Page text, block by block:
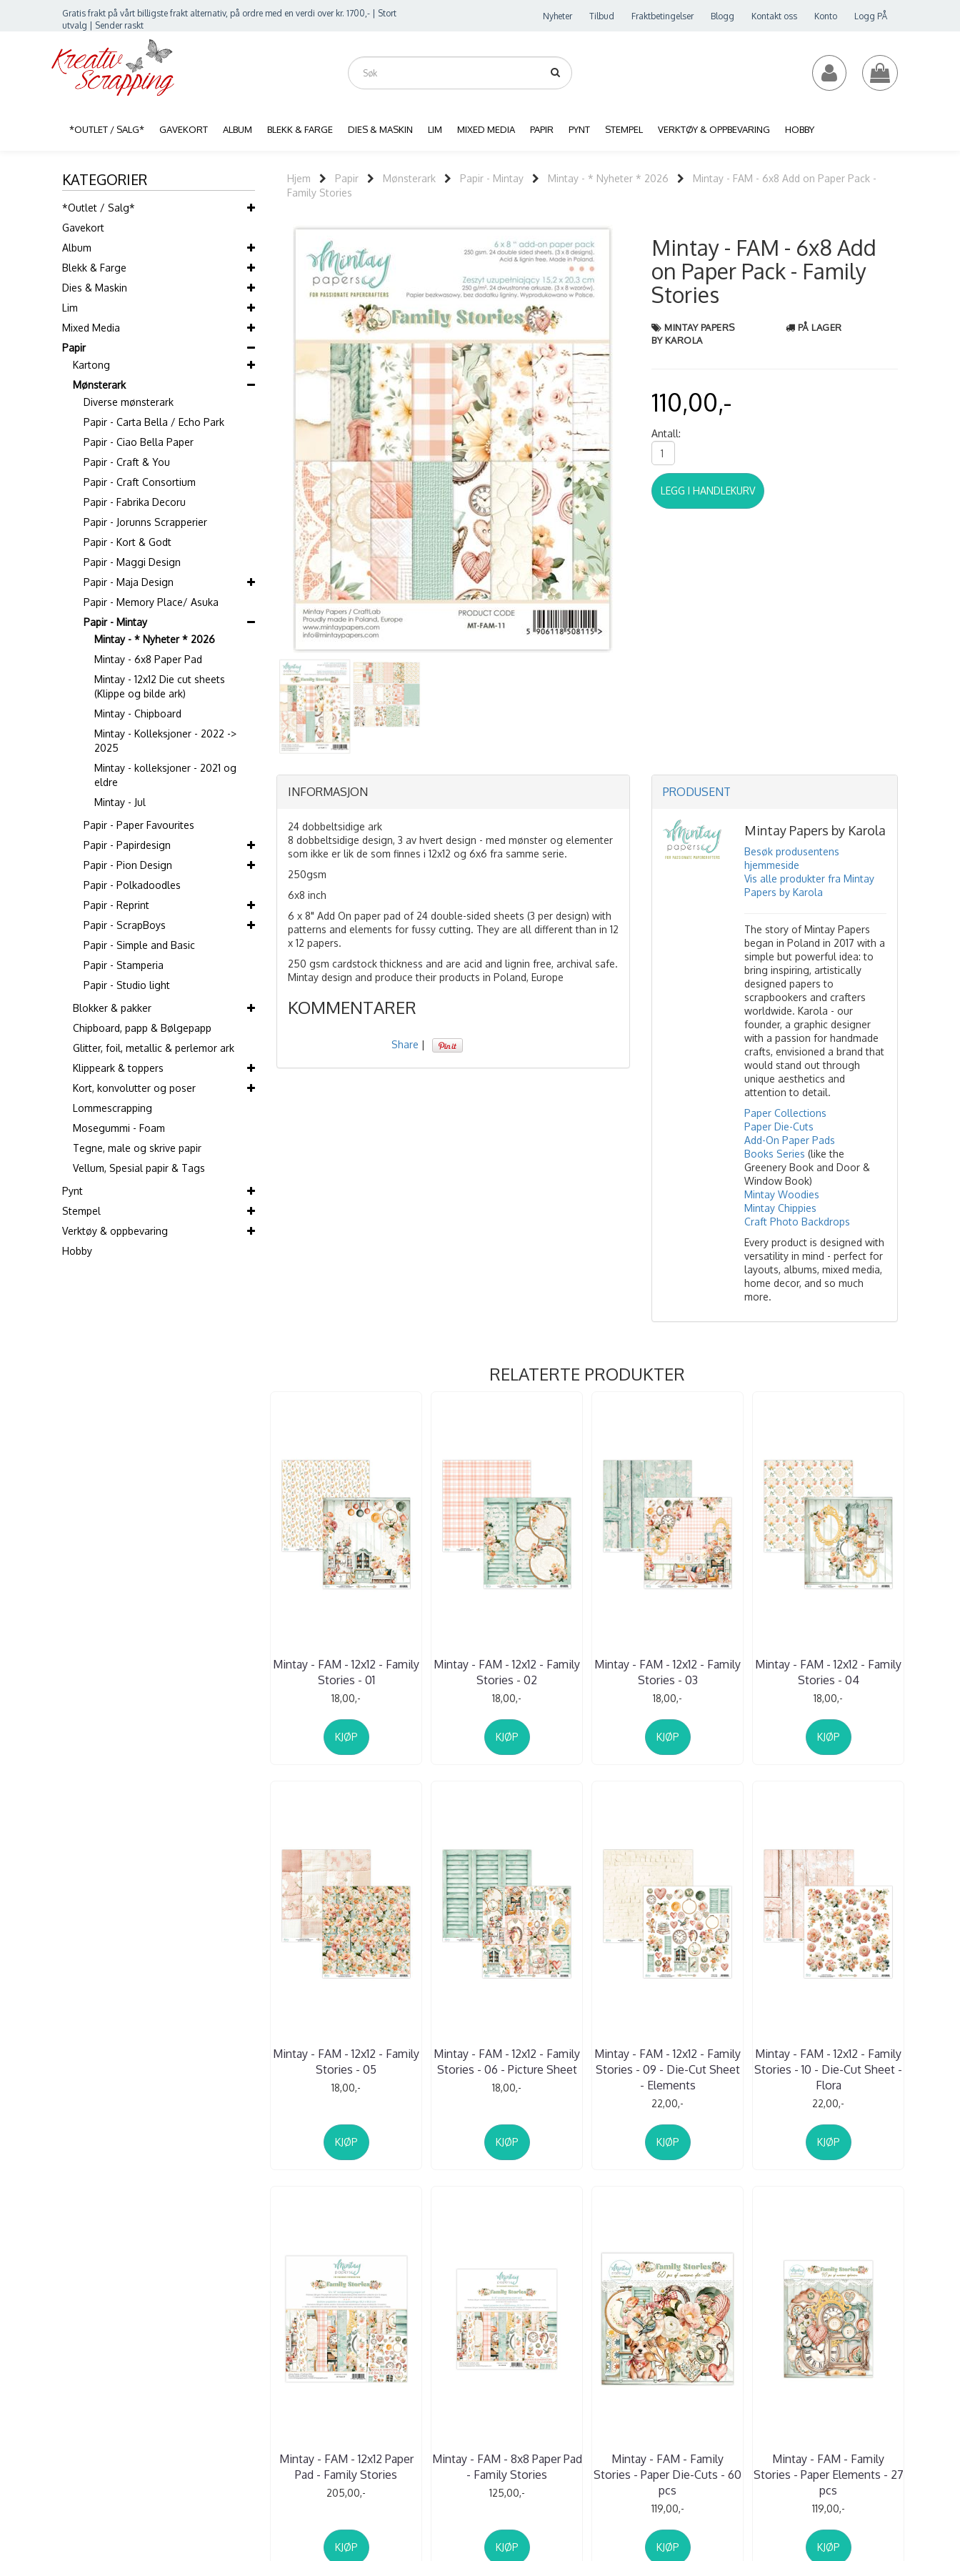
Gratis frakt på vårt billigste frakt alternativ, på ordre med en verdi over kr. 1700,- | Stort
utvalg | Sender raskt
Nyheter Tilbud Fraktbetingelser Blogg Kontakt oss Konto Logg PÅ
*OUTLET / SALG* GAVEKORT ALBUM BLEKK & FARGE DIES & MASKIN LIM MIXED MEDIA PAPIR PYNT STEMPEL VERKTØY & OPPBEVARING HOBBY
KATEGORIER
*Outlet / Salg*
Gavekort
Album
Blekk & Farge
Dies & Maskin
Lim
Mixed Media
Papir
Kartong
Mønsterark
Diverse mønsterark
Papir - Carta Bella / Echo Park
Papir - Ciao Bella Paper
Papir - Craft & You
Papir - Craft Consortium
Papir - Fabrika Decoru
Papir - Jorunns Scrapperier
Papir - Kort & Godt
Papir - Maggi Design
Papir - Maja Design
Papir - Memory Place/ Asuka
Papir - Mintay
Mintay - * Nyheter * 2026
Mintay - 6x8 Paper Pad
Mintay - 12x12 Die cut sheets
(Klippe og bilde ark)
Mintay - Chipboard
Mintay - Kolleksjoner - 2022 ->
2025
Mintay - kolleksjoner - 2021 og
eldre
Mintay - Jul
Papir - Paper Favourites
Papir - Papirdesign
Papir - Pion Design
Papir - Polkadoodles
Papir - Reprint
Papir - ScrapBoys
Papir - Simple and Basic
Papir - Stamperia
Papir - Studio light
Blokker & pakker
Chipboard, papp & Bølgepapp
Glitter, foil, metallic & perlemor ark
Klippeark & toppers
Kort, konvolutter og poser
Lommescrapping
Mosegummi - Foam
Tegne, male og skrive papir
Vellum, Spesial papir & Tags
Pynt
Stempel
Verktøy & oppbevaring
Hobby
Hjem Papir Mønsterark Papir - Mintay Mintay - * Nyheter * 2026
Mintay - FAM - 6x8 Add on Paper Pack -
Family Stories
Mintay - FAM - 6x8 Add
on Paper Pack - Family
Stories
MINTAY PAPERS
BY KAROLA
PÅ LAGER
110,00,-
Antall:
LEGG I HANDLEKURV
INFORMASJON
24 dobbeltsidige ark
8 dobbeltsidige design, 3 av hvert design - med mønster og elementer
som ikke er lik de som finnes i 12x12 og 6x6 fra samme serie.
250gsm
6x8 inch
6 x 8" Add On paper pad of 24 double-sided sheets (3 per design) with
patterns and elements for fussy cutting. They are all different than in 12
x 12 papers.
250 gsm cardstock thickness and are acid and lignin free, archival safe.
Mintay design and produce their products in Poland, Europe
KOMMENTARER
Share |
PRODUSENT
Mintay Papers by Karola
Besøk produsentens
hjemmeside
Vis alle produkter fra Mintay
Papers by Karola
The story of Mintay Papers
began in Poland in 2017 with a
simple but powerful idea: to
bring inspiring, artistically
designed papers to
scrapbookers and crafters
worldwide. Karola - our
founder, a graphic designer
with a passion for handmade
crafts, envisioned a brand that
would stand out through
unique aesthetics and
attention to detail.
Paper Collections
Paper Die-Cuts
Add-On Paper Pads
Books Series (like the
Greenery Book and Door &
Window Book)
Mintay Woodies
Mintay Chippies
Craft Photo Backdrops
Every product is designed with
versatility in mind - perfect for
layouts, albums, mixed media,
home decor, and so much
more.
RELATERTE PRODUKTER
Mintay - FAM - 12x12 - Family
Stories - 01
18,00,-
KJØP
Mintay - FAM - 12x12 - Family
Stories - 02
18,00,-
KJØP
Mintay - FAM - 12x12 - Family
Stories - 03
18,00,-
KJØP
Mintay - FAM - 12x12 - Family
Stories - 04
18,00,-
KJØP
Mintay - FAM - 12x12 - Family
Stories - 05
18,00,-
KJØP
Mintay - FAM - 12x12 - Family
Stories - 06 - Picture Sheet
18,00,-
KJØP
Mintay - FAM - 12x12 - Family
Stories - 09 - Die-Cut Sheet
- Elements
22,00,-
KJØP
Mintay - FAM - 12x12 - Family
Stories - 10 - Die-Cut Sheet -
Flora
22,00,-
KJØP
Mintay - FAM - 12x12 Paper
Pad - Family Stories
205,00,-
KJØP
Mintay - FAM - 8x8 Paper Pad
- Family Stories
125,00,-
KJØP
Mintay - FAM - Family
Stories - Paper Die-Cuts - 60
pcs
119,00,-
KJØP
Mintay - FAM - Family
Stories - Paper Elements - 27
pcs
119,00,-
KJØP